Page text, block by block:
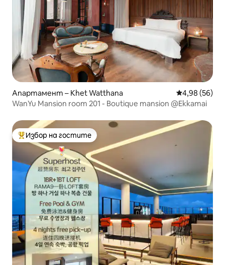
Апартамент – Khet Watthana Средна
4,98 (56)
WanYu Mansion room 201 - Boutique mansion @Ekkamai
Най-популярен избор на гостите
Избор на гостите